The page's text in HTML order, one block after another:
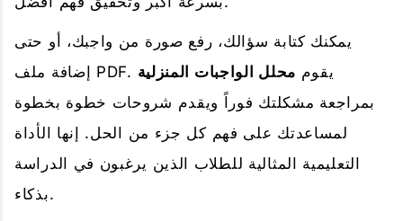
يمكنك كتابة سؤالك، رفع صورة من واجبك، أو حتى
إضافة ملف PDF. يقوم محلل الواجبات المنزلية
بمراجعة مشكلتك فوراً ويقدم شروحات خطوة بخطوة
لمساعدتك على فهم كل جزء من الحل. إنها الأداة
التعليمية المثالية للطلاب الذين يرغبون في الدراسة
بذكاء.